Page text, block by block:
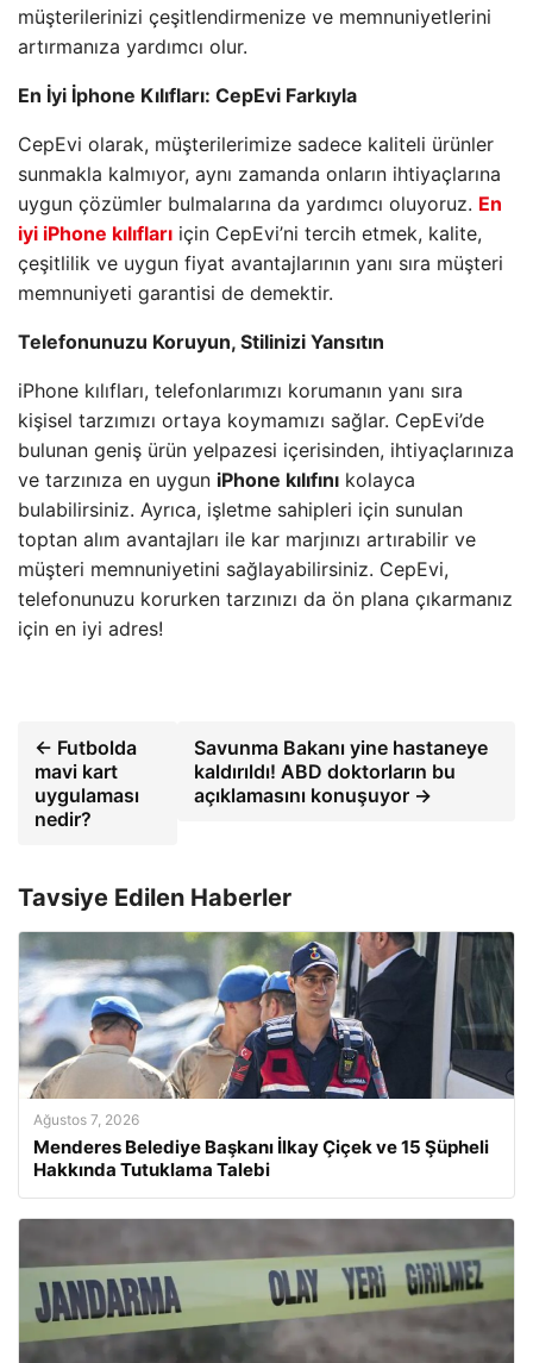
müşterilerinizi çeşitlendirmenize ve memnuniyetlerini
artırmanıza yardımcı olur.
En İyi İphone Kılıfları: CepEvi Farkıyla
CepEvi olarak, müşterilerimize sadece kaliteli ürünler
sunmakla kalmıyor, aynı zamanda onların ihtiyaçlarına
uygun çözümler bulmalarına da yardımcı oluyoruz. En
iyi iPhone kılıfları için CepEvi’ni tercih etmek, kalite,
çeşitlilik ve uygun fiyat avantajlarının yanı sıra müşteri
memnuniyeti garantisi de demektir.
Telefonunuzu Koruyun, Stilinizi Yansıtın
iPhone kılıfları, telefonlarımızı korumanın yanı sıra
kişisel tarzımızı ortaya koymamızı sağlar. CepEvi’de
bulunan geniş ürün yelpazesi içerisinden, ihtiyaçlarınıza
ve tarzınıza en uygun iPhone kılıfını kolayca
bulabilirsiniz. Ayrıca, işletme sahipleri için sunulan
toptan alım avantajları ile kar marjınızı artırabilir ve
müşteri memnuniyetini sağlayabilirsiniz. CepEvi,
telefonunuzu korurken tarzınızı da ön plana çıkarmanız
için en iyi adres!
← Futbolda
mavi kart
uygulaması
nedir?
Savunma Bakanı yine hastaneye
kaldırıldı! ABD doktorların bu
açıklamasını konuşuyor →
Tavsiye Edilen Haberler
Ağustos 7, 2026
Menderes Belediye Başkanı İlkay Çiçek ve 15 Şüpheli
Hakkında Tutuklama Talebi